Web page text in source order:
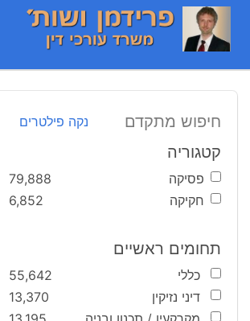
חיפוש מתקדם נקה פילטרים
קטגוריה
פסיקה
79,888
חקיקה
6,852
תחומים ראשיים
כללי
55,642
דיני נזיקין
13,370